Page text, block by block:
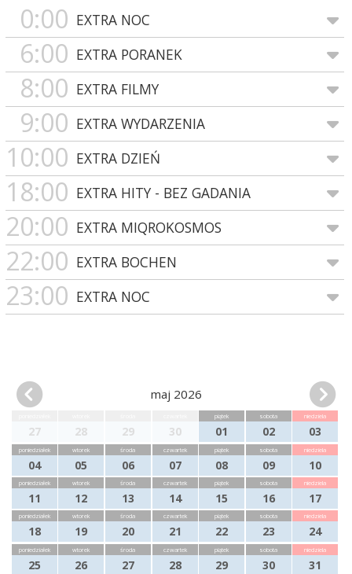
0:00 EXTRA NOC
6:00 EXTRA PORANEK
8:00 EXTRA FILMY
9:00 EXTRA WYDARZENIA
10:00 EXTRA DZIEŃ
18:00 EXTRA HITY - BEZ GADANIA
20:00 EXTRA MIQROKOSMOS
22:00 EXTRA BOCHEN
23:00 EXTRA NOC
maj 2026
27 28 29 30
piątek
01
sobota
02
niedziela
03
poniedziałek
04
wtorek
05
środa
06
czwartek
07
piątek
08
sobota
09
niedziela
10
poniedziałek
11
wtorek
12
środa
13
czwartek
14
piątek
15
sobota
16
niedziela
17
poniedziałek
18
wtorek
19
środa
20
czwartek
21
piątek
22
sobota
23
niedziela
24
poniedziałek
25
wtorek
26
środa
27
czwartek
28
piątek
29
sobota
30
niedziela
31